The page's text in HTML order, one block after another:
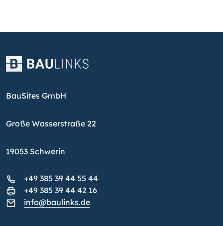
BauSites GmbH
Große Wasserstraße 22
19053 Schwerin
+49 385 39 44 55 44
+49 385 39 44 42 16
info@baulinks.de